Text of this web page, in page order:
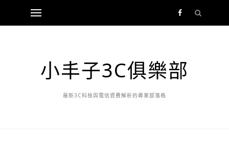
小丰子3C俱樂部
最新3C科技與電信資費解析的專業部落格